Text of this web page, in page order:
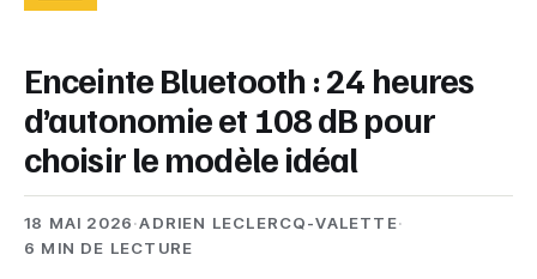
Enceinte Bluetooth : 24 heures
d’autonomie et 108 dB pour
choisir le modèle idéal
18 MAI 2026·ADRIEN LECLERCQ-VALETTE·
6 MIN DE LECTURE